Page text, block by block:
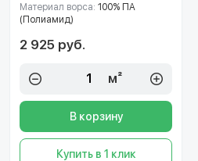
Материал ворса:100% ПА
(Полиамид)
2 925 руб.
м²
В корзину
Купить в 1 клик